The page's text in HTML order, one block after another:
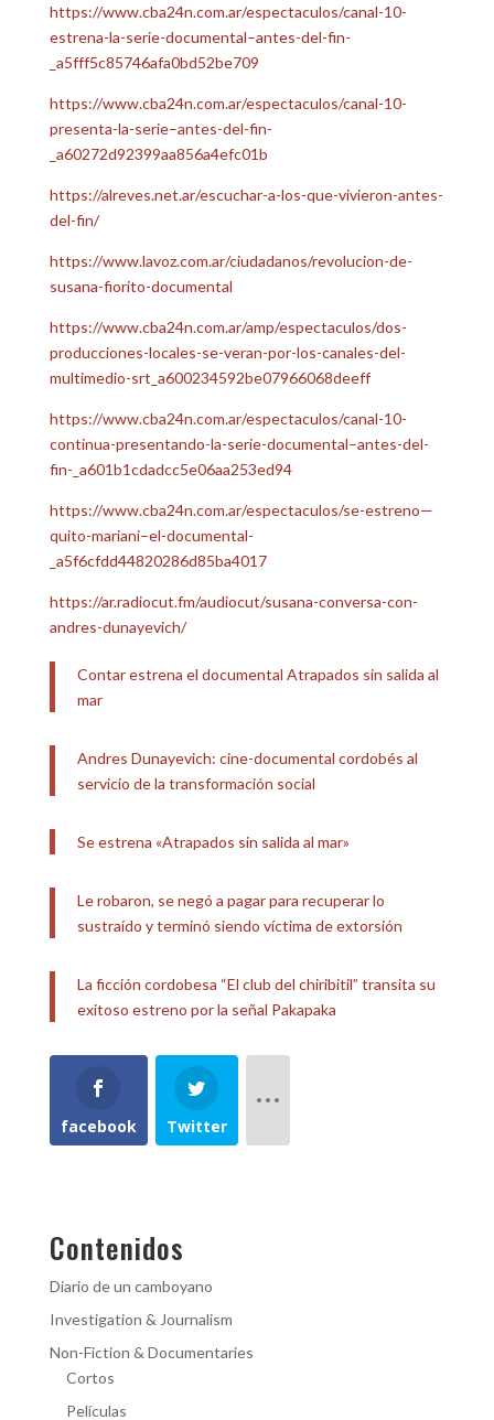
https://www.cba24n.com.ar/espectaculos/canal-10-
estrena-la-serie-documental–antes-del-fin-
_a5fff5c85746afa0bd52be709
https://www.cba24n.com.ar/espectaculos/canal-10-
presenta-la-serie–antes-del-fin-
_a60272d92399aa856a4efc01b
https://alreves.net.ar/escuchar-a-los-que-vivieron-antes-
del-fin/
https://www.lavoz.com.ar/ciudadanos/revolucion-de-
susana-fiorito-documental
https://www.cba24n.com.ar/amp/espectaculos/dos-
producciones-locales-se-veran-por-los-canales-del-
multimedio-srt_a600234592be07966068deeff
https://www.cba24n.com.ar/espectaculos/canal-10-
continua-presentando-la-serie-documental–antes-del-
fin-_a601b1cdadcc5e06aa253ed94
https://www.cba24n.com.ar/espectaculos/se-estreno—
quito-mariani–el-documental-
_a5f6cfdd44820286d85ba4017
https://ar.radiocut.fm/audiocut/susana-conversa-con-
andres-dunayevich/
Contar estrena el documental Atrapados sin salida al
mar
Andres Dunayevich: cine-documental cordobés al
servicio de la transformación social
Se estrena «Atrapados sin salida al mar»
Le robaron, se negó a pagar para recuperar lo
sustraído y terminó siendo víctima de extorsión
La ficción cordobesa “El club del chiribitil” transita su
exitoso estreno por la señal Pakapaka
facebook Twitter
Contenidos
Diario de un camboyano
Investigation & Journalism
Non-Fiction & Documentaries
Cortos
Películas